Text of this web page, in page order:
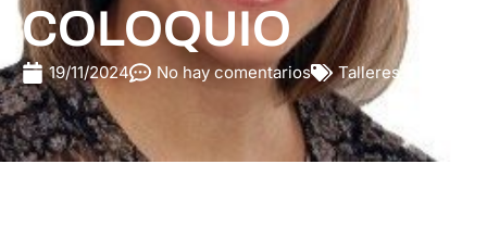
COLOQUIO
19/11/2024 No hay comentarios Talleres